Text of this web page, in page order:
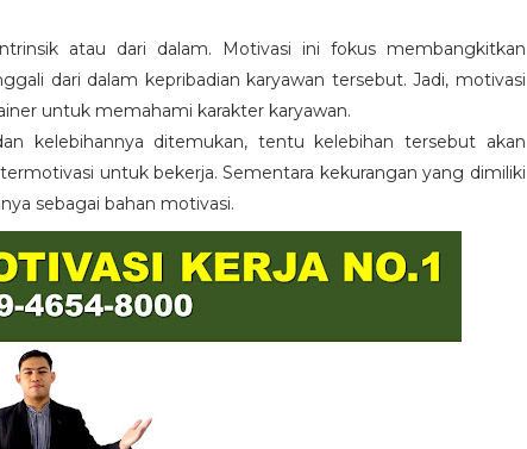
atau dari dalam. Motivasi ini fokus membangkitkan
dari dalam kepribadian karyawan tersebut. Jadi, motivasi
untuk memahami karakter karyawan.
kelebihannya ditemukan, tentu kelebihan tersebut akan
untuk bekerja. Sementara kekurangan yang dimiliki
sebagai bahan motivasi.